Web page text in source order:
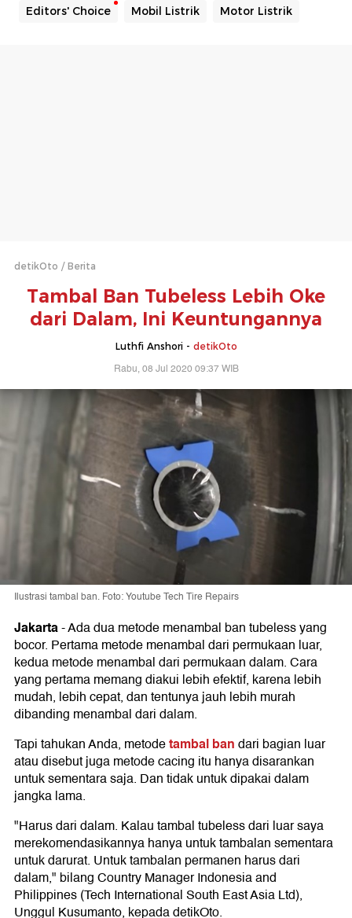
Editors' Choice Mobil Listrik Motor Listrik
detikOto Berita
Tambal Ban Tubeless Lebih Oke
dari Dalam, Ini Keuntungannya
Luthfi Anshori - detikOto
Rabu, 08 Jul 2020 09:37 WIB
Ilustrasi tambal ban. Foto: Youtube Tech Tire Repairs
Jakarta-Ada dua metode menambal ban tubeless yang
bocor. Pertama metode menambal dari permukaan luar,
kedua metode menambal dari permukaan dalam. Cara
yang pertama memang diakui lebih efektif, karena lebih
mudah, lebih cepat, dan tentunya jauh lebih murah
dibanding menambal dari dalam.
Tapi tahukan Anda, metodetambal bandari bagian luar
atau disebut juga metode cacing itu hanya disarankan
untuk sementara saja. Dan tidak untuk dipakai dalam
jangka lama.
"Harus dari dalam. Kalau tambal tubeless dari luar saya
merekomendasikannya hanya untuk tambalan sementara
untuk darurat. Untuk tambalan permanen harus dari
dalam," bilang Country Manager Indonesia and
Philippines (Tech International South East Asia Ltd),
Unggul Kusumanto, kepada detikOto.